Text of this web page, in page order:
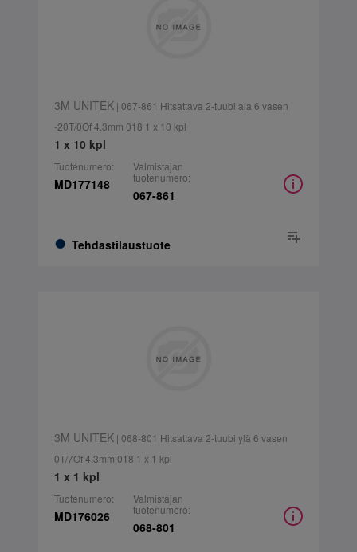
3M UNITEK| 067-861 Hitsattava 2-tuubi ala 6 vasen
-20T/0Of 4.3mm 018 1 x 10 kpl
1 x 10 kpl
Tuotenumero:
MD177148
Tehdastilaustuote
Valmistajan
tuotenumero:
067-861
3M UNITEK| 068-801 Hitsattava 2-tuubi ylä 6 vasen
0T/7Of 4.3mm 018 1 x 1 kpl
1 x 1 kpl
Tuotenumero:
MD176026
Valmistajan
tuotenumero:
068-801